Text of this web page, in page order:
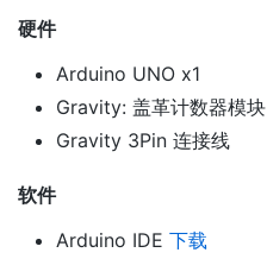
硬件
Arduino UNO x1
Gravity: 盖革计数器模块
Gravity 3Pin 连接线
软件
Arduino IDE 下载